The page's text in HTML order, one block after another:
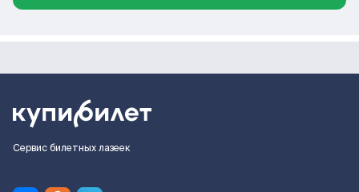
Сервис билетных лазеек